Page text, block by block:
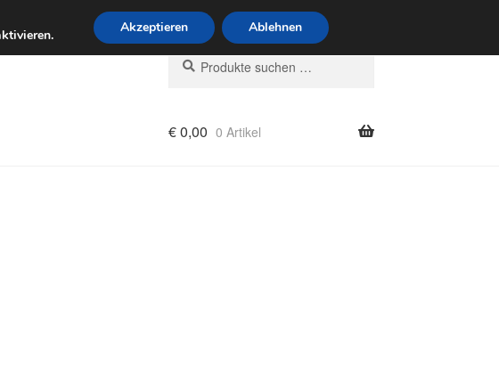
Mo–Fr 9–16 Uhr · 0175 7465658
Suchen
nach:
Suchen
€0,00 0 Artikel
Akzeptieren Ablehnen